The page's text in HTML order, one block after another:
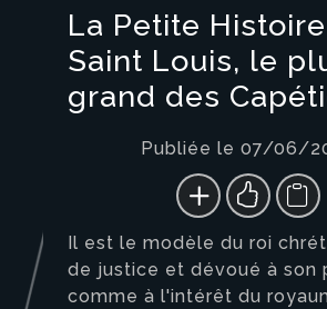
La Petite
Saint Louis, le
grand des
Publiée le 07/06/
Il est le modèle du roi
de justice et dévoué à son
comme à l'intérêt du